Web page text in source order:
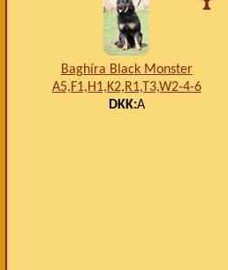
Baghíra Black Monster
A5,F1,H1,K2,R1,T3,W2-4-6
DKK:A